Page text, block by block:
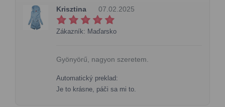
Krisztina 07.02.2025
Zákazník: Maďarsko
Gyönyörű, nagyon szeretem.
Automatický preklad:
Je to krásne, páči sa mi to.